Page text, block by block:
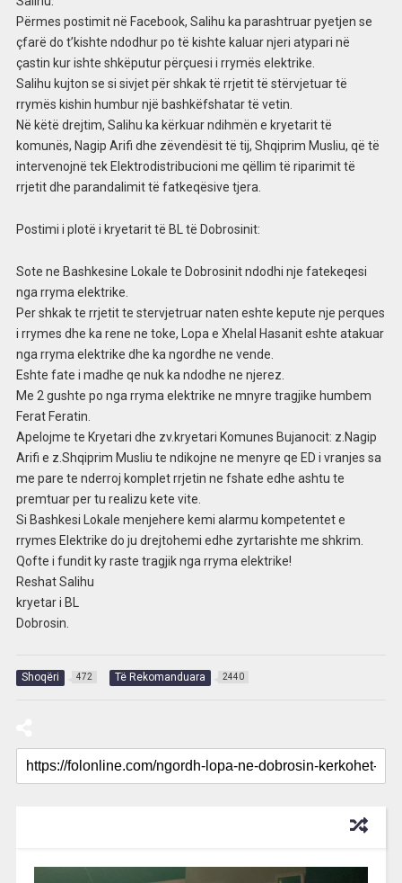
Përmes postimit në Facebook, Salihu ka parashtruar pyetjen se
çfarë do t’kishte ndodhur po të kishte kaluar njeri atypari në
çastin kur ishte shkëputur përçuesi i rrymës elektrike.
Salihu kujton se si sivjet për shkak të rrjetit të stërvjetuar të
rrymës kishin humbur një bashkëfshatar të vetin.
Në këtë drejtim, Salihu ka kërkuar ndihmën e kryetarit të
komunës, Nagip Arifi dhe zëvendësit të tij, Shqiprim Musliu, që të
intervenojnë tek Elektrodistribucioni me qëllim të riparimit të
rrjetit dhe parandalimit të fatkeqësive tjera.
Postimi i plotë i kryetarit të BL të Dobrosinit:
Sote ne Bashkesine Lokale te Dobrosinit ndodhi nje fatekeqesi
nga rryma elektrike.
Per shkak te rrjetit te stervjetruar naten eshte kepute nje perques
i rrymes dhe ka rene ne toke, Lopa e Xhelal Hasanit eshte atakuar
nga rryma elektrike dhe ka ngordhe ne vende.
Eshte fate i madhe qe nuk ka ndodhe ne njerez.
Me 2 gushte po nga rryma elektrike ne mnyre tragjike humbem
Ferat Feratin.
Apelojme te Kryetari dhe zv.kryetari Komunes Bujanocit: z.Nagip
Arifi e z.Shqiprim Musliu te ndikojne ne menyre qe ED i vranjes sa
me pare te nderroj komplet rrjetin ne fshate edhe ashtu te
premtuar per tu realizu kete vite.
Si Bashkesi Lokale menjehere kemi alarmu kompetentet e
rrymes Elektrike do ju drejtohemi edhe zyrtarishte me shkrim.
Qofte i fundit ky raste tragjik nga rryma elektrike!
Reshat Salihu
kryetar i BL
Dobrosin.
Shoqëri 472 Të Rekomanduara 2440